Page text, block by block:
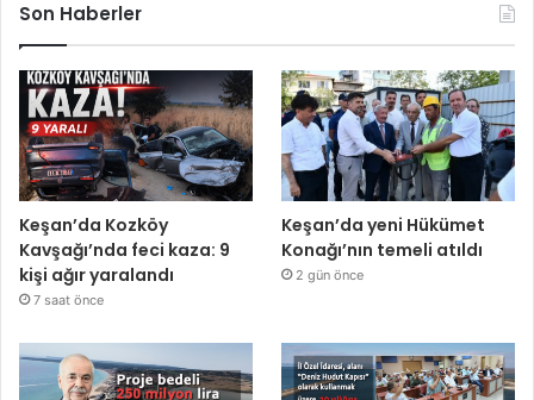
Son Haberler
Keşan’da Kozköy
Kavşağı’nda feci kaza: 9
kişi ağır yaralandı
7 saat önce
Keşan’da yeni Hükümet
Konağı’nın temeli atıldı
2 gün önce